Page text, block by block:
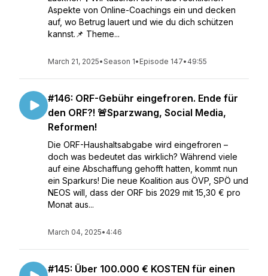
Aspekte von Online-Coachings ein und decken
auf, wo Betrug lauert und wie du dich schützen
kannst.📌 Theme...
March 21, 2025•Season 1• Episode 147• 49:55
#146: ORF-Gebühr eingefroren. Ende für
den ORF?! 🚨Sparzwang, Social Media,
Reformen!
Die ORF-Haushaltsabgabe wird eingefroren –
doch was bedeutet das wirklich? Während viele
auf eine Abschaffung gehofft hatten, kommt nun
ein Sparkurs! Die neue Koalition aus ÖVP, SPÖ und
NEOS will, dass der ORF bis 2029 mit 15,30 € pro
Monat aus...
March 04, 2025• 4:46
#145: Über 100.000 € KOSTEN für einen